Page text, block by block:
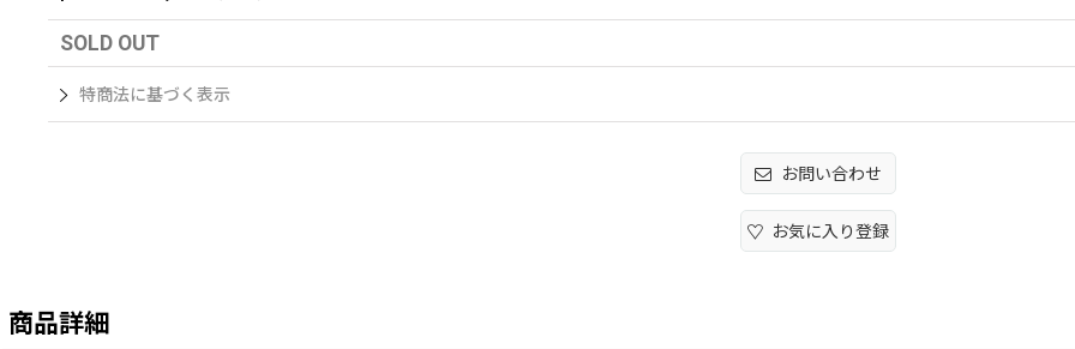
SOLD OUT
特商法に基づく表示
お問い合わせ
お気に入り登録
商品詳細